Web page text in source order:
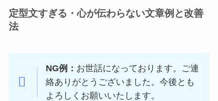
定型文すぎる・心が伝わらない文章例と改善
法
NG例： お世話になっております。ご連
絡ありがとうございました。今後とも
よろしくお願いいたします。